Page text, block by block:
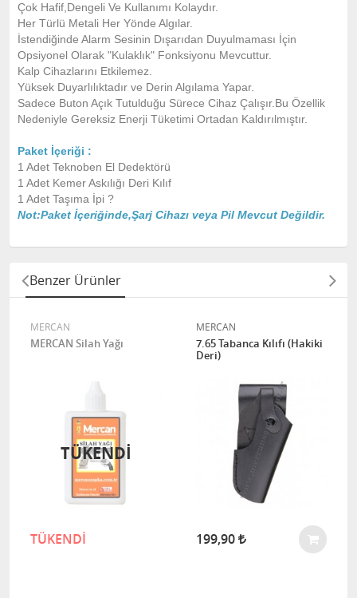
Çok Hafif,Dengeli Ve Kullanımı Kolaydır.
Her Türlü Metali Her Yönde Algılar.
İstendiğinde Alarm Sesinin Dışarıdan Duyulmaması İçin
Opsiyonel Olarak "Kulaklık" Fonksiyonu Mevcuttur.
Kalp Cihazlarını Etkilemez.
Yüksek Duyarlılıktadır ve Derin Algılama Yapar.
Sadece Buton Açık Tutulduğu Sürece Cihaz Çalışır.Bu Özellik
Nedeniyle Gereksiz Enerji Tüketimi Ortadan Kaldırılmıştır.
Paket İçeriği :
1 Adet Teknoben El Dedektörü
1 Adet Kemer Askılığı Deri Kılıf
1 Adet Taşıma İpi ?
Not:Paket İçeriğinde,Şarj Cihazı veya Pil Mevcut Değildir.
Benzer Ürünler
MERCAN
MERCAN Silah Yağı
TÜKENDİ
TÜKENDI
MERCAN
7.65 Tabanca Kılıfı (Hakiki
Deri)
199,90